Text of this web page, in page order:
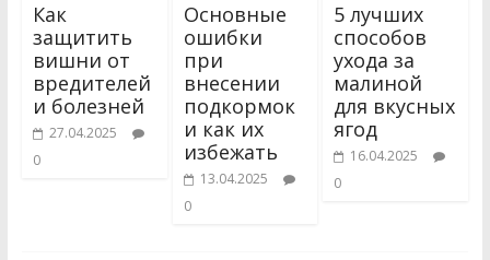
Как
защитить
вишни от
вредителей
и болезней
27.04.2025
0
Основные
ошибки
при
внесении
подкормок
и как их
избежать
13.04.2025
0
5 лучших
способов
ухода за
малиной
для вкусных
ягод
16.04.2025
0